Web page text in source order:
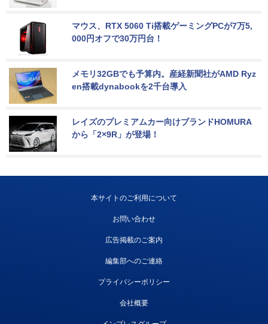
マウス、RTX 5060 Ti搭載ゲーミングPCが7万5,
000円オフで30万円台！
メモリ32GBでも予算内。産経新聞社がAMD Ryz
en搭載dynabookを2千台導入
レイズのプレミアムカー向けブランドHOMURA
から「2×9R」が登場！
本サイトのご利用について
お問い合わせ
広告掲載のご案内
編集部へのご連絡
プライバシーポリシー
会社概要